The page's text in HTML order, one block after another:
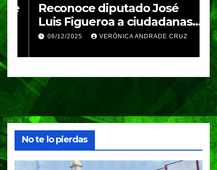
Reconoce diputado José
Luis Figueroa a ciudadanas y
ciudadanos que
06/12/2025 VERÓNICA ANDRADE CRUZ
No te lo pierdas